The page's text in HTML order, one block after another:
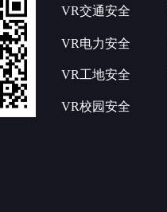
VR交通安全
VR电力安全
VR工地安全
VR校园安全